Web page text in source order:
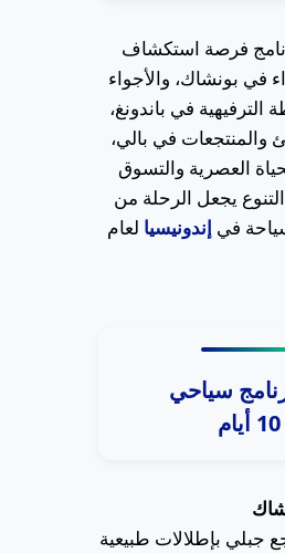
فرصة استكشاف
في بونشاك، والأجواء
الترفيهية في باندونغ،
في بالي،
العصرية والتسوق
يجعل الرحلة من
في إندونيسيا لعام
سياحي
جبلي بإطلالات طبيعية